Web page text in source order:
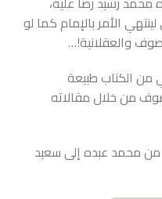
الأمر بالإمام كما لو
والعقلانية!…
من الكتاب طبيعة
من خلال مقالاته
محمد عبده إلى سعيد